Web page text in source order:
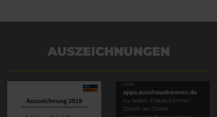
AUSZEICHNUNGEN
von
apps.autohauskenner.de
zu laden. Dabei können
Daten an Dritte